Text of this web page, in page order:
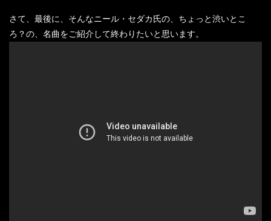
さて、最後に、そんなニール・セダカ氏の、ちょっと渋いとこ
ろ？の、名曲をご紹介して終わりたいと思います。